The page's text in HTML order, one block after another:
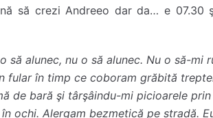
să crezi Andreeo dar da… e 07.30
să alunec, nu o să alunec. Nu o să-
fular în timp ce coboram grăbită
de bară şi târşâindu-mi picioarele
ochi. Alergam bezmetică pe stradă.